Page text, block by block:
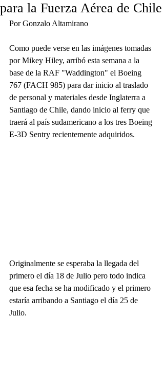
para la Fuerza Aérea de Chile
Por Gonzalo Altamirano
Como puede verse en las imágenes tomadas
por Mikey Hiley, arribó esta semana a la
base de la RAF "Waddington" el Boeing
767 (FACH 985) para dar inicio al traslado
de personal y materiales desde Inglaterra a
Santiago de Chile, dando inicio al ferry que
traerá al país sudamericano a los tres Boeing
E-3D Sentry recientemente adquiridos.
Originalmente se esperaba la llegada del
primero el día 18 de Julio pero todo indica
que esa fecha se ha modificado y el primero
estaría arribando a Santiago el día 25 de
Julio.